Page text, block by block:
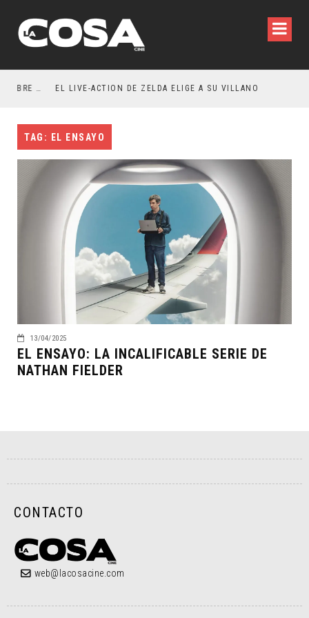
RESEÑA LA INVITACIÓN: OLIVIA WILDE REFLEXIONA SOBRE LA VIDA CONYUGAL EL LIVE-ACTION DE ZELDA ELIGE A SU VILLANO
TAG: EL ENSAYO
13/04/2025
EL ENSAYO: LA INCALIFICABLE SERIE DE
NATHAN FIELDER
CONTACTO
web@lacosacine.com